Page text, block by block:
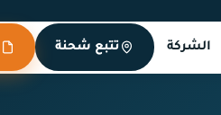
الشركة تتبع شحنة